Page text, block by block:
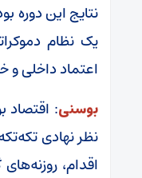
نتایج این دوره
یک نظام
اعتماد داخلی و
بوسنی: اقتصاد
نظر نهادی
اقدام،